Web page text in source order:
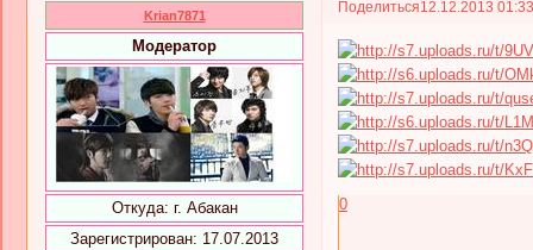
Поделиться12.12.2013
Krian7871
Модератор
Откуда: г. Абакан
Зарегистрирован: 17.07.2013
0